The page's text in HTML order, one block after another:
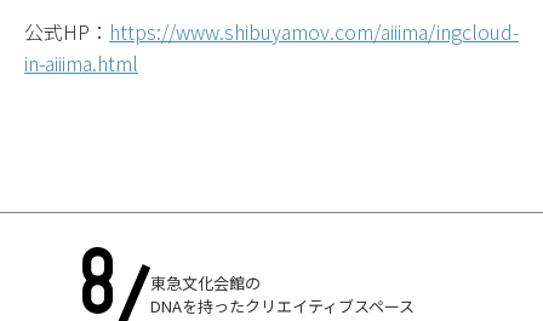
公式HP： https://www.shibuyamov.com/aiiima/ingcloud-
in-aiiima.html
東急文化会館の
DNAを持ったクリエイティブスペース